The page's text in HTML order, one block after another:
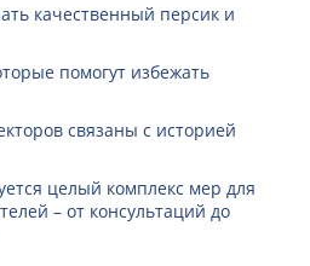
качественный персик и
помогут избежать
связаны с историей
целый комплекс мер для
– от консультаций до